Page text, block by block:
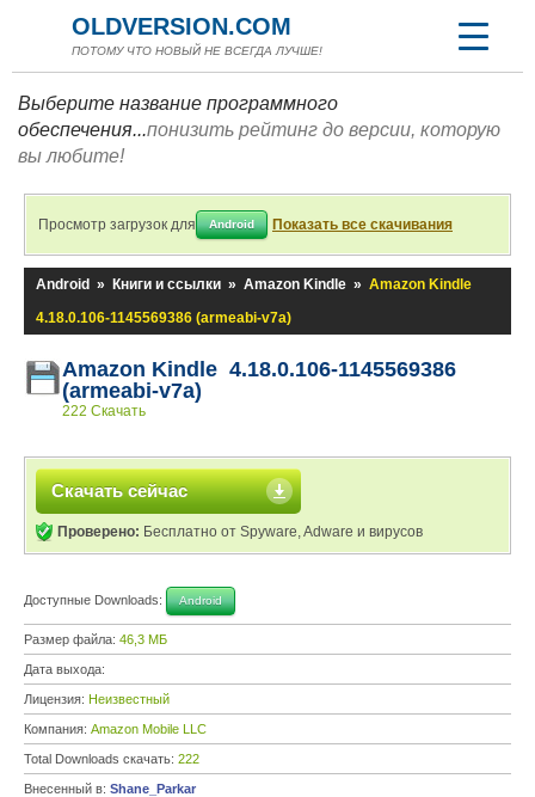
OLDVERSION.COM
ПОТОМУ ЧТО НОВЫЙ НЕ ВСЕГДА ЛУЧШЕ!
Выберите название программного
обеспечения...понизить рейтинг до версии, которую
вы любите!
Просмотр загрузок для Android Показать все скачивания
Android » Книги и ссылки » Amazon Kindle » Amazon Kindle
4.18.0.106-1145569386 (armeabi-v7a)
Amazon Kindle 4.18.0.106-1145569386
(armeabi-v7a)
222 Скачать
Скачать сейчас
Проверено: Бесплатно от Spyware, Adware и вирусов
Доступные Downloads: Android
Размер файла: 46,3 МБ
Дата выхода:
Лицензия: Неизвестный
Компания: Amazon Mobile LLC
Total Downloads скачать: 222
Внесенный в: Shane_Parkar